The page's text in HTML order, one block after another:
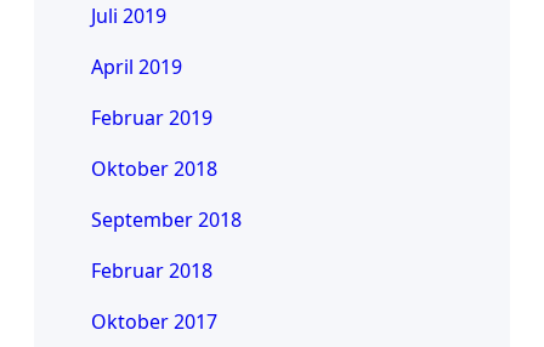
Juli 2019
April 2019
Februar 2019
Oktober 2018
September 2018
Februar 2018
Oktober 2017